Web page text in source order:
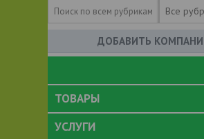
Все
ДОБАВИТЬ
ТОВАРЫ
УСЛУГИ